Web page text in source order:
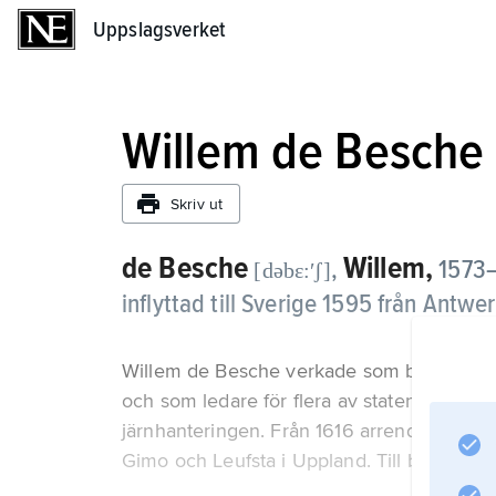
Uppslagsverket
Willem de Besche
Skriv ut
de Besche [dəbɛ:ʹʃ],Willem,
inflyttad till Sverige 1595 från
Willem de Besche verkade som
och som ledare för flera av statens bruk
järnhanteringen. Från 1616 arrenderade
Gimo och Leufsta i Uppland. Till bruken